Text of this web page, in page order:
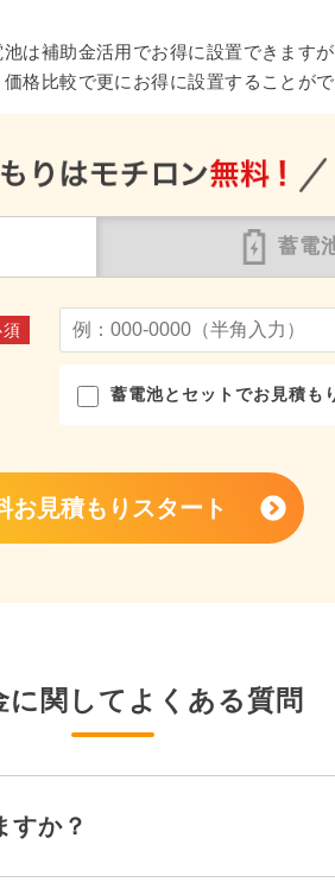
は補助金活用でお得に設置できますが
格比較で更にお得に設置することがで
蓄電
須
蓄電池とセットでお見積も
お見積もりスタート
に関してよくある質問
すか？